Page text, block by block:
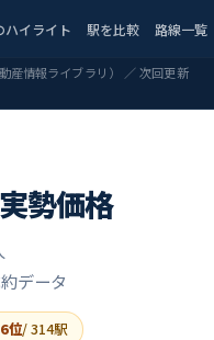
ハイライト 駅を比較 路線一覧
産情報ライブラリ） ／ 次回更新
勢価格
データ
位/314駅